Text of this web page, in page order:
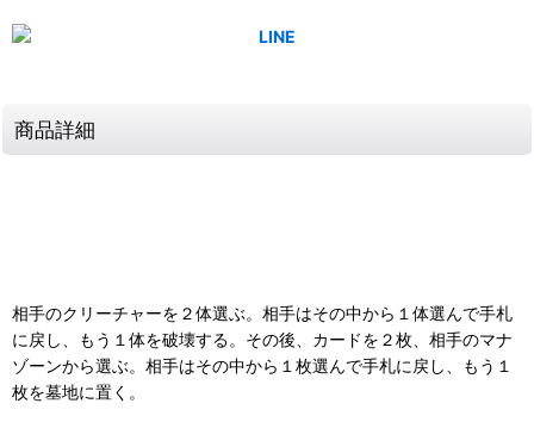
商品詳細
相手のクリーチャーを２体選ぶ。相手はその中から１体選んで手札
に戻し、もう１体を破壊する。その後、カードを２枚、相手のマナ
ゾーンから選ぶ。相手はその中から１枚選んで手札に戻し、もう１
枚を墓地に置く。